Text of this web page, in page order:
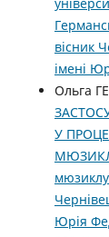
вісник
імені
Ольга
У
Юрія